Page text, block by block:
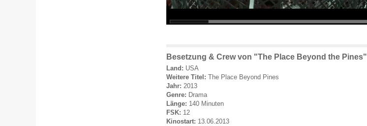
Besetzung & Crew von "The Place Beyond the Pines"
Land: USA
Weitere Titel: The Place Beyond Pines
Jahr: 2013
Genre: Drama
Länge: 140 Minuten
FSK: 12
Kinostart: 13.06.2013